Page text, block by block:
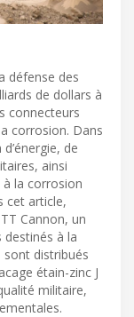
défense des
de dollars à
connecteurs
corrosion. Dans
de
ainsi
à la corrosion
cet article,
Cannon, un
destinés à la
sont distribués
étain-zinc J
militaire,